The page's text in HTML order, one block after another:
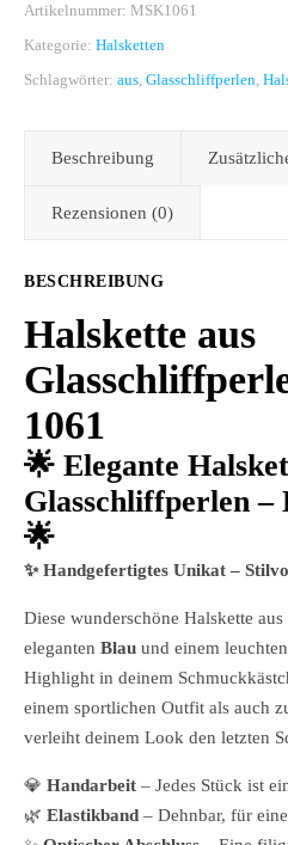
Artikelnummer: MSK1061
Kategorie: Halsketten
Schlagwörter: aus, Glasschliffperlen,
Beschreibung
Rezensionen (0)
BESCHREIBUNG
Halskette aus
1061
🌟 Elegante
Glasschliffperlen
🌟
✨ Handgefertigtes Unikat –
Diese wunderschöne Halskette aus
eleganten Blau und einem
Highlight in deinem
einem sportlichen Outfit als auch
verleiht deinem Look den letzten
💎 Handarbeit – Jedes Stück ist
🌿 Elastikband – Dehnbar, für